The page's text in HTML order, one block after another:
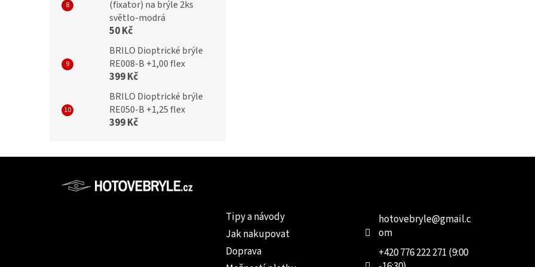
(fixator) na brýle 2ks
světlo-modrá
50 Kč
BRILO Dioptrické brýle
RE008-B +1,00 flex
399 Kč
BRILO Dioptrické brýle
RE050-B +1,25 flex
399 Kč
Tipy a návody
Jak nakupovat
Doprava
hotovebryle@gmail.c
om
+420 776 222 271 (9:00